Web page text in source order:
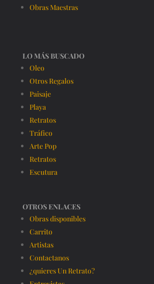
Obras Maestras
LO MÁS BUSCADO
Oleo
Otros Regalos
Paisaje
Playa
Retratos
Tráfico
Arte Pop
Retratos
Escutura
OTROS ENLACES
Obras disponibles
Carrito
Artistas
Contactanos
¿quieres Un Retrato?